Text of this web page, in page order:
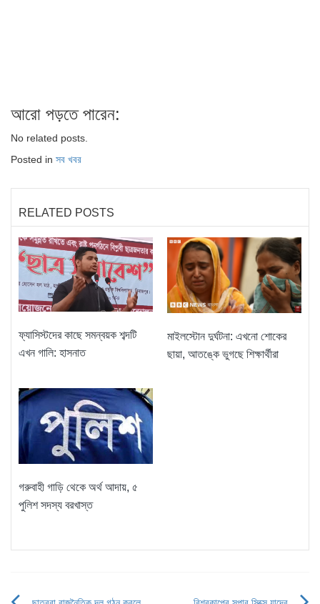
আরো পড়তে পারেন:
No related posts.
Posted in সব খবর
RELATED POSTS
ফ্যাসিস্টদের কাছে সমন্বয়ক শব্দটি
এখন গালি: হাসনাত
মাইলস্টোন দুর্ঘটনা: এখনো শোকের
ছায়া, আতঙ্কে ভুগছে শিক্ষার্থীরা
গরুবাহী গাড়ি থেকে অর্থ আদায়, ৫
পুলিশ সদস্য বরখাস্ত